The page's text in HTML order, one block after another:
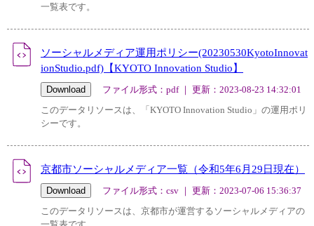
一覧表です。
ソーシャルメディア運用ポリシー(20230530KyotoInnovat
ionStudio.pdf)【KYOTO Innovation Studio】
ファイル形式：pdf ｜ 更新：2023-08-23 14:32:01
このデータリソースは、「KYOTO Innovation Studio」の運用ポリ
シーです。
京都市ソーシャルメディア一覧（令和5年6月29日現在）
ファイル形式：csv ｜ 更新：2023-07-06 15:36:37
このデータリソースは、京都市が運営するソーシャルメディアの